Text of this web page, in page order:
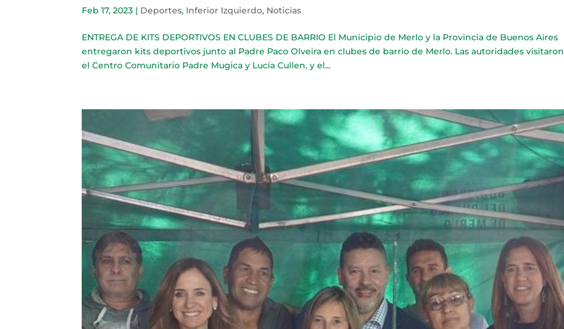
Feb 17, 2023 | Deportes, Inferior Izquierdo, Noticias
ENTREGA DE KITS DEPORTIVOS EN CLUBES DE BARRIO El Municipio de Merlo y la Provincia de Buenos Aires
entregaron kits deportivos junto al Padre Paco Olveira en clubes de barrio de Merlo. Las autoridades visitaron
el Centro Comunitario Padre Mugica y Lucía Cullen, y el...